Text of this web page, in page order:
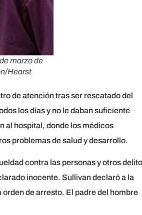
marzo de
Hearst
de atención tras ser rescatado del
los días y no le daban suficiente
al hospital, donde los médicos
problemas de salud y desarrollo.
contra las personas y otros
inocente. Sullivan declaró a la
de arresto. El padre del hombre